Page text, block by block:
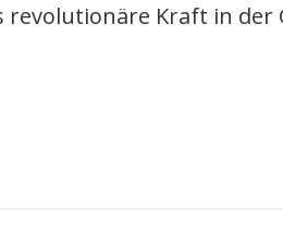
revolutionäre Kraft in